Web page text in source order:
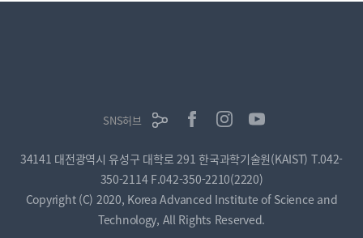
SNS허브
34141 대전광역시 유성구 대학로 291 한국과학기술원(KAIST) T.042-
350-2114 F.042-350-2210(2220)
Copyright (C) 2020, Korea Advanced Institute of Science and
Technology, All Rights Reserved.